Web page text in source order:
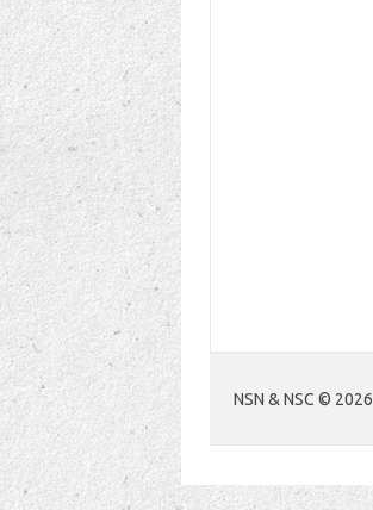
NSN & NSC © 2026